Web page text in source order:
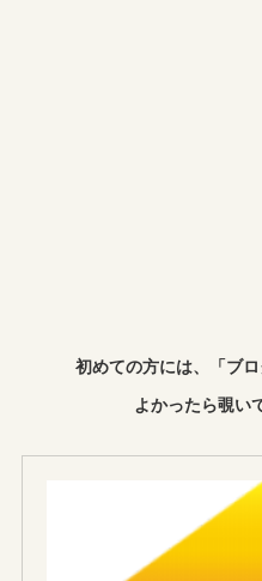
初めての方には、「ブ
よかったら覗い